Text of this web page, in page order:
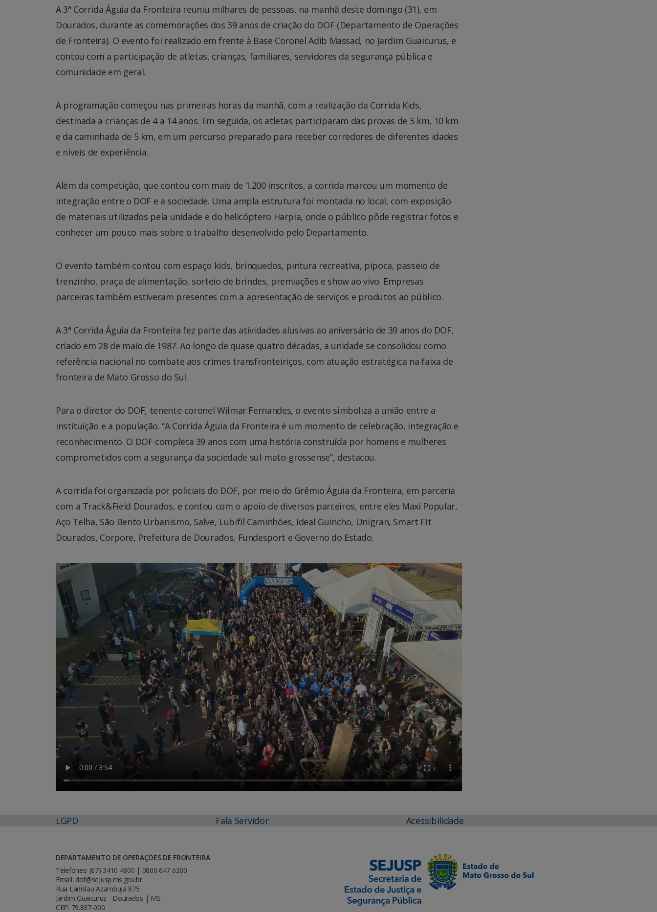
A 3ª Corrida Águia da Fronteira reuniu milhares de pessoas, na manhã deste domingo (31), em
Dourados, durante as comemorações dos 39 anos de criação do DOF (Departamento de Operações
de Fronteira). O evento foi realizado em frente à Base Coronel Adib Massad, no Jardim Guaicurus, e
contou com a participação de atletas, crianças, familiares, servidores da segurança pública e
comunidade em geral.
A programação começou nas primeiras horas da manhã, com a realização da Corrida Kids,
destinada a crianças de 4 a 14 anos. Em seguida, os atletas participaram das provas de 5 km, 10 km
e da caminhada de 5 km, em um percurso preparado para receber corredores de diferentes idades
e níveis de experiência.
Além da competição, que contou com mais de 1.200 inscritos, a corrida marcou um momento de
integração entre o DOF e a sociedade. Uma ampla estrutura foi montada no local, com exposição
de materiais utilizados pela unidade e do helicóptero Harpia, onde o público pôde registrar fotos e
conhecer um pouco mais sobre o trabalho desenvolvido pelo Departamento.
O evento também contou com espaço kids, brinquedos, pintura recreativa, pipoca, passeio de
trenzinho, praça de alimentação, sorteio de brindes, premiações e show ao vivo. Empresas
parceiras também estiveram presentes com a apresentação de serviços e produtos ao público.
A 3ª Corrida Águia da Fronteira fez parte das atividades alusivas ao aniversário de 39 anos do DOF,
criado em 28 de maio de 1987. Ao longo de quase quatro décadas, a unidade se consolidou como
referência nacional no combate aos crimes transfronteiriços, com atuação estratégica na faixa de
fronteira de Mato Grosso do Sul.
Para o diretor do DOF, tenente-coronel Wilmar Fernandes, o evento simboliza a união entre a
instituição e a população. “A Corrida Águia da Fronteira é um momento de celebração, integração e
reconhecimento. O DOF completa 39 anos com uma história construída por homens e mulheres
comprometidos com a segurança da sociedade sul-mato-grossense”, destacou.
A corrida foi organizada por policiais do DOF, por meio do Grêmio Águia da Fronteira, em parceria
com a Track&Field Dourados, e contou com o apoio de diversos parceiros, entre eles Maxi Popular,
Aço Telha, São Bento Urbanismo, Salve, Lubifil Caminhões, Ideal Guincho, Unigran, Smart Fit
Dourados, Corpore, Prefeitura de Dourados, Fundesport e Governo do Estado.
LGPD Fala Servidor Acessibilidade
DEPARTAMENTO DE OPERAÇÕES DE FRONTEIRA
Telefones: (67) 3410 4800 | 0800 647 6300
Email: dof@sejusp.ms.gov.br
Rua Ladislau Azambuja 875
Jardim Guaicurus - Dourados | MS
CEP: 79.837-000